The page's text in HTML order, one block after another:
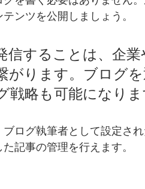
ンツを公開しましょう。
信することは、企
がります。ブログ
略も可能になりま
ログ執筆者として設定さ
記事の管理を行えます。